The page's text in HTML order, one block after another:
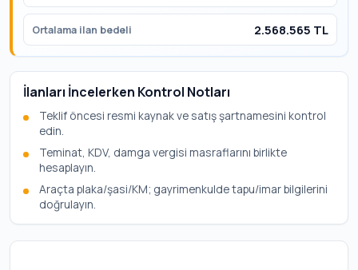
Ortalama ilan bedeli 2.568.565 TL
İlanları İncelerken Kontrol Notları
Teklif öncesi resmi kaynak ve satış şartnamesini kontrol
edin.
Teminat, KDV, damga vergisi masraflarını birlikte
hesaplayın.
Araçta plaka/şasi/KM; gayrimenkulde tapu/imar bilgilerini
doğrulayın.